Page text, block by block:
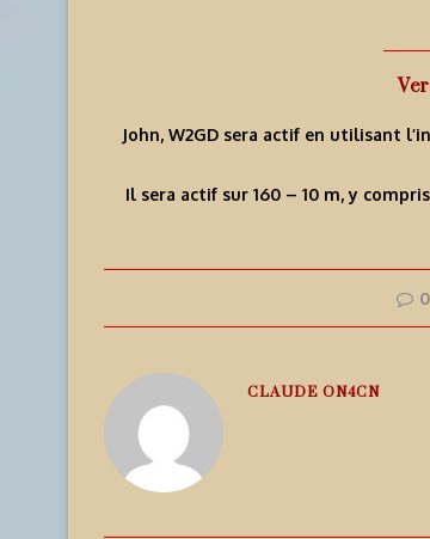
John, W2GD sera actif en utilisant
Il sera actif sur 160 – 10 m, y
CLAUDE ON4CN